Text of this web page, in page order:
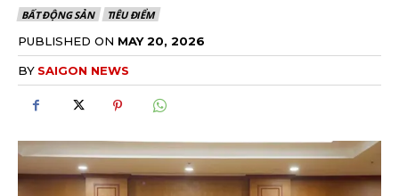
BẤT ĐỘNG SẢN TIÊU ĐIỂM
PUBLISHED ON MAY 20, 2026
BY SAIGON NEWS